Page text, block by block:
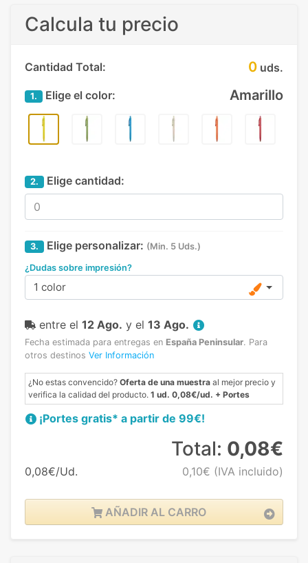
Calcula tu precio
Cantidad Total: 0 uds.
1. Elige el color: Amarillo
2. Elige cantidad:
3. Elige personalizar: (Min. 5 Uds.)
¿Dudas sobre impresión?
1 color
entre el 12 Ago. y el 13 Ago.
Fecha estimada para entregas en España Peninsular. Para
otros destinos Ver Información
¿No estas convencido? Oferta de una muestra al mejor precio y
verifica la calidad del producto. 1 ud. 0,08€/ud. + Portes
¡Portes gratis* a partir de 99€!
0,08€/Ud.
Total: 0,08€
0,10€ (IVA incluido)
AÑADIR AL CARRO